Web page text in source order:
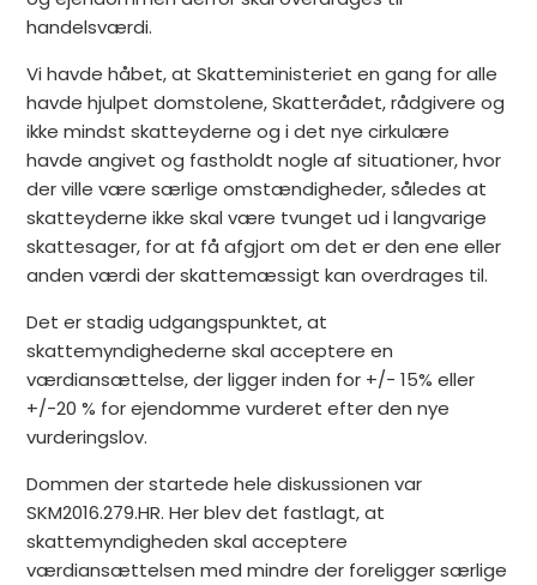
handelsværdi.
Vi havde håbet, at Skatteministeriet en gang for alle
havde hjulpet domstolene, Skatterådet, rådgivere og
ikke mindst skatteyderne og i det nye cirkulære
havde angivet og fastholdt nogle af situationer, hvor
der ville være særlige omstændigheder, således at
skatteyderne ikke skal være tvunget ud i langvarige
skattesager, for at få afgjort om det er den ene eller
anden værdi der skattemæssigt kan overdrages til.
Det er stadig udgangspunktet, at
skattemyndighederne skal acceptere en
værdiansættelse, der ligger inden for +/- 15% eller
+/-20 % for ejendomme vurderet efter den nye
vurderingslov.
Dommen der startede hele diskussionen var
SKM2016.279.HR. Her blev det fastlagt, at
skattemyndigheden skal acceptere
værdiansættelsen med mindre der foreligger særlige